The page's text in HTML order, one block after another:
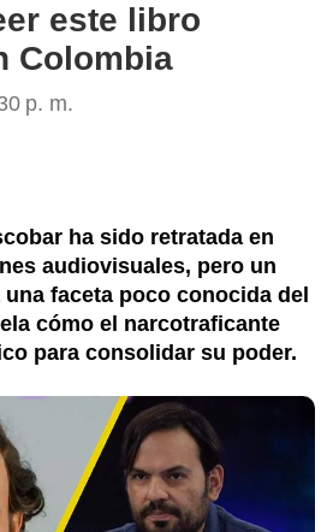
este libro
Colombia
p. m.
ha sido retratada en
audiovisuales, pero un
faceta poco conocida del
cómo el narcotraficante
para consolidar su poder.
Colombia